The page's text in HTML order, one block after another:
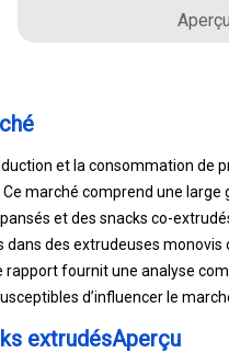
et la consommation de
marché comprend une
et des snacks co-
des extrudeuses
fournit une analyse
d’influencer le
extrudésAperçu